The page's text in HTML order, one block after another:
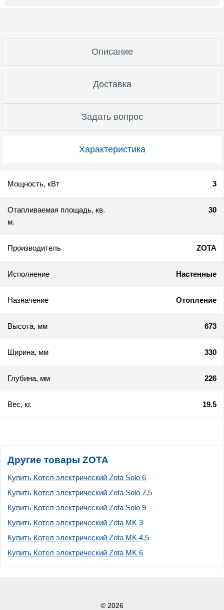
Характеристика
Описание
Доставка
Задать вопрос
Мощность, кВт 3
Отапливаемая площадь, кв.
м.
30
Производитель ZOTA
Исполнение Настенные
Назначение Отопление
Высота, мм 673
Ширина, мм 330
Глубина, мм 226
Вес, кг. 19.5
Другие товары ZOTA
Купить Котел электрический Zota Solo 6
Купить Котел электрический Zota Solo 7,5
Купить Котел электрический Zota Solo 9
Купить Котел электрический Zota MK 3
Купить Котел электрический Zota MK 4,5
Купить Котел электрический Zota MK 6
© 2026